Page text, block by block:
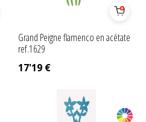
Grand Peigne flamenco en acétate
ref.1629
17'19 €